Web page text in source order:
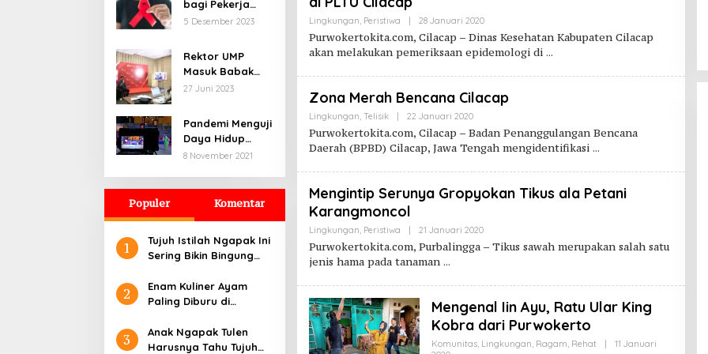
Pesantren
Digital
bagi Pekerja
dengan HIV AIDS
5 Desember 2023
Rektor UMP
Masuk Babak
Penjurian
Visionary Leader
27 Juni 2023
Pandemi Menguji
Daya Hidup
Seniman di
8 November 2021
Populer Komentar
1
Tujuh Istilah Ngapak Ini
Sering Bikin Bingung
2
Enam Kuliner Ayam
Paling Diburu di
3
Anak Ngapak Tulen
Harusnya Tahu Tujuh
Lingkungan, Peristiwa 28 Januari 2020Oleh
Kita
Purwokertokita.com, Cilacap – Dinas Kesehatan Kabupaten Cilacap
akan melakukan pemeriksaan epidemologi di
Zona Merah Bencana Cilacap
Lingkungan, Telisik 22 Januari 2020Oleh
Kita
Purwokertokita.com, Cilacap – Badan Penanggulangan Bencana
Daerah (BPBD) Cilacap, Jawa Tengah mengidentifikasi
Mengintip Serunya Gropyokan Tikus ala Petani
Karangmoncol
Lingkungan, Peristiwa 21 Januari 2020Oleh
Kita
Purwokertokita.com, Purbalingga – Tikus sawah merupakan salah satu
jenis hama pada tanaman
Mengenal Iin Ayu, Ratu Ular King
Kobra dari Purwokerto
Komunitas, Lingkungan, Ragam, Rehat
11 Januari
Purbalingga